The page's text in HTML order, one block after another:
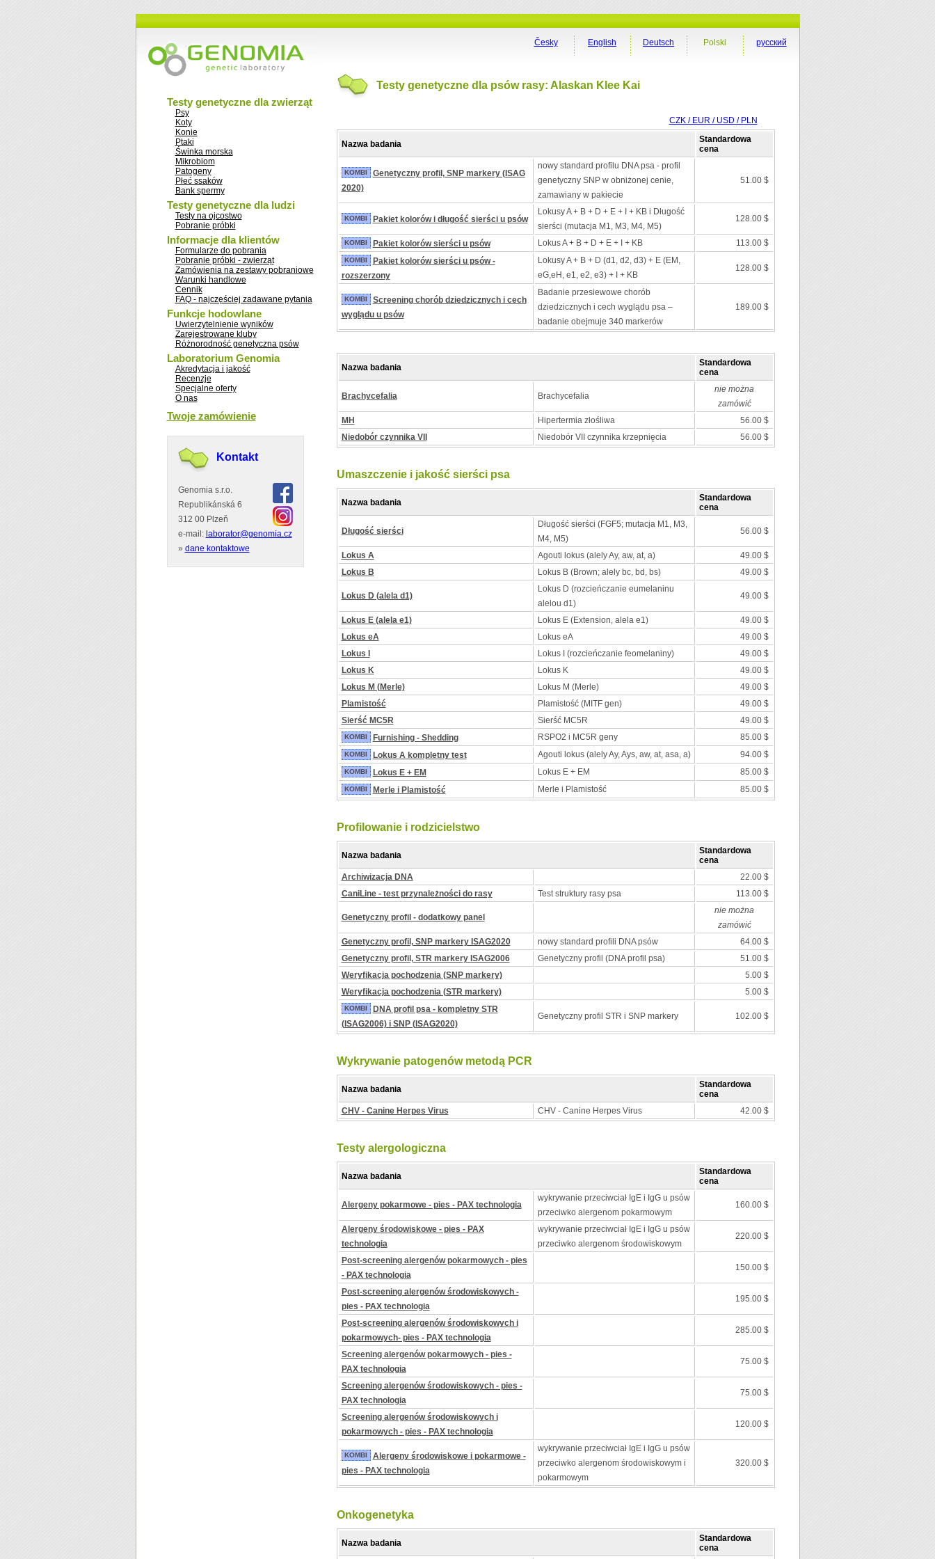
Testy genetyczne dla zwierząt
Psy
Koty
Konie
Ptaki
Świnka morska
Mikrobiom
Patogeny
Płeć ssaków
Bank spermy
Testy genetyczne dla ludzi
Testy na ojcostwo
Pobranie próbki
Informacje dla klientów
Formularze do pobrania
Pobranie próbki - zwierząt
Zamówienia na zestawy pobraniowe
Warunki handlowe
Cennik
FAQ - najczęściej zadawane pytania
Funkcje hodowlane
Uwierzytelnienie wyników
Zarejestrowane kluby
Różnorodność genetyczna psów
Laboratorium Genomia
Akredytacja i jakość
Recenzje
Specjalne oferty
O nas
Twoje zamówienie
Kontakt
Genomia s.r.o.
Republikánská 6
312 00 Plzeň
e-mail: laborator@genomia.cz
» dane kontaktowe
русский
Polski
Deutsch
English
Česky
Testy genetyczne dla psów rasy: Alaskan Klee Kai
CZK / EUR / USD / PLN
Nazwa badania
Standardowa
cena
KOMBI
Genetyczny profil, SNP markery (ISAG
2020)
nowy standard profilu DNA psa - profil
genetyczny SNP w obniżonej cenie,
zamawiany w pakiecie
51.00 $
KOMBI Pakiet kolorów i długość sierści u psów
Lokusy A + B + D + E + I + KB i Długość
sierści (mutacja M1, M3, M4, M5)
128.00 $
KOMBI Pakiet kolorów sierści u psów Lokus A + B + D + E + I + KB 113.00 $
KOMBI
Pakiet kolorów sierści u psów -
rozszerzony
Lokusy A + B + D (d1, d2, d3) + E (EM,
eG,eH, e1, e2, e3) + I + KB
128.00 $
KOMBI
Screening chorób dziedzicznych i cech
wyglądu u psów
Badanie przesiewowe chorób
dziedzicznych i cech wyglądu psa –
badanie obejmuje 340 markerów
189.00 $
Nazwa badania
Standardowa
cena
Brachycefalia Brachycefalia
nie można
zamówić
MH
Hipertermia złośliwa
56.00 $
Niedobór czynnika VII
Niedobór VII czynnika krzepnięcia 56.00 $
Umaszczenie i jakość sierści psa
Nazwa badania
Standardowa
cena
Długość sierści
Długość sierści (FGF5; mutacja M1, M3,
M4, M5)
56.00 $
Lokus A Agouti lokus (alely Ay, aw, at, a)
49.00 $
Lokus B
Lokus B (Brown; alely bc, bd, bs) 49.00 $
Lokus D (alela d1)
Lokus D (rozcieńczanie eumelaninu
alelou d1)
49.00 $
Lokus E (alela e1) Lokus E (Extension, alela e1)
49.00 $
Lokus eA
Lokus eA
49.00 $
Lokus I
Lokus I (rozcieńczanie feomelaniny)
49.00 $
Lokus K
Lokus K
49.00 $
Lokus M (Merle)
Lokus M (Merle)
49.00 $
Plamistość
Plamistość (MITF gen)
49.00 $
Sierść MC5R
Sierść MC5R 49.00 $
KOMBI Furnishing - Shedding RSPO2 i MC5R geny 85.00 $
KOMBI Lokus A kompletny test Agouti lokus (alely Ay, Ays, aw, at, asa, a) 94.00 $
KOMBI Lokus E + EM Lokus E + EM 85.00 $
KOMBI Merle i Plamistość Merle i Plamistość 85.00 $
Profilowanie i rodzicielstwo
Nazwa badania
Standardowa
cena
Archiwizacja DNA
22.00 $
CaniLine - test przynależności do rasy
Test struktury rasy psa 113.00 $
Genetyczny profil - dodatkowy panel
nie można
zamówić
Genetyczny profil, SNP markery ISAG2020
nowy standard profili DNA psów
64.00 $
Genetyczny profil, STR markery ISAG2006
Genetyczny profil (DNA profil psa)
51.00 $
Weryfikacja pochodzenia (SNP markery)
5.00 $
Weryfikacja pochodzenia (STR markery)
5.00 $
KOMBI
DNA profil psa - kompletny STR
(ISAG2006) i SNP (ISAG2020)
Genetyczny profil STR i SNP markery 102.00 $
Wykrywanie patogenów metodą PCR
Nazwa badania
Standardowa
cena
CHV - Canine Herpes Virus
CHV - Canine Herpes Virus 42.00 $
Testy alergologiczna
Nazwa badania
Standardowa
cena
Alergeny pokarmowe - pies - PAX technologia
wykrywanie przeciwciał IgE i IgG u psów
przeciwko alergenom pokarmowym
160.00 $
Alergeny środowiskowe - pies - PAX
technologia
wykrywanie przeciwciał IgE i IgG u psów
przeciwko alergenom środowiskowym
220.00 $
Post-screening alergenów pokarmowych - pies
- PAX technologia
150.00 $
Post-screening alergenów środowiskowych -
pies - PAX technologia
195.00 $
Post-screening alergenów środowiskowych i
pokarmowych- pies - PAX technologia
285.00 $
Screening alergenów pokarmowych - pies -
PAX technologia
75.00 $
Screening alergenów środowiskowych - pies -
PAX technologia
75.00 $
Screening alergenów środowiskowych i
pokarmowych - pies - PAX technologia
120.00 $
KOMBI
Alergeny środowiskowe i pokarmowe -
pies - PAX technologia
wykrywanie przeciwciał IgE i IgG u psów
przeciwko alergenom środowiskowym i
pokarmowym
320.00 $
Onkogenetyka
Nazwa badania
Standardowa
cena